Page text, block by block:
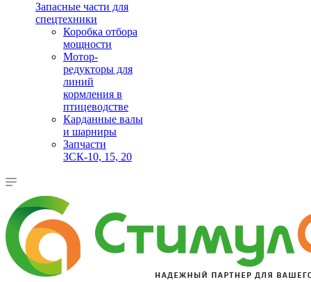
Запасные части для
спецтехники
Коробка отбора
мощности
Мотор-
редукторы для
линий
кормления в
птицеводстве
Карданные валы
и шарниры
Запчасти
ЗСК-10, 15, 20